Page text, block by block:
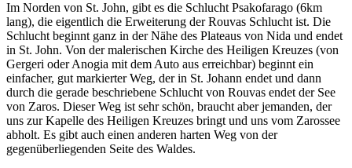
Im Norden von St. John, gibt es die Schlucht Psakofarago (6km
lang), die eigentlich die Erweiterung der Rouvas Schlucht ist. Die
Schlucht beginnt ganz in der Nähe des Plateaus von Nida und endet
in St. John. Von der malerischen Kirche des Heiligen Kreuzes (von
Gergeri oder Anogia mit dem Auto aus erreichbar) beginnt ein
einfacher, gut markierter Weg, der in St. Johann endet und dann
durch die gerade beschriebene Schlucht von Rouvas endet der See
von Zaros. Dieser Weg ist sehr schön, braucht aber jemanden, der
uns zur Kapelle des Heiligen Kreuzes bringt und uns vom Zarossee
abholt. Es gibt auch einen anderen harten Weg von der
gegenüberliegenden Seite des Waldes.